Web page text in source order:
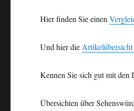
Hier finden Sie einen
Und hier die
Kennen Sie sich gut mit den
Übersichten über